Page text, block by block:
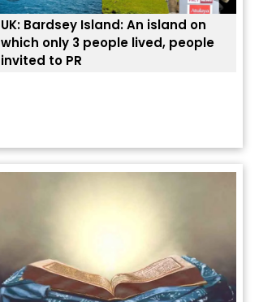
UK: Bardsey Island: An island on
which only 3 people lived, people
invited to PR